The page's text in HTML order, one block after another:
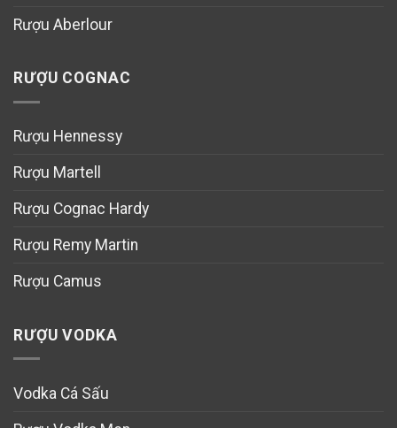
Rượu Aberlour
RƯỢU COGNAC
Rượu Hennessy
Rượu Martell
Rượu Cognac Hardy
Rượu Remy Martin
Rượu Camus
RƯỢU VODKA
Vodka Cá Sấu